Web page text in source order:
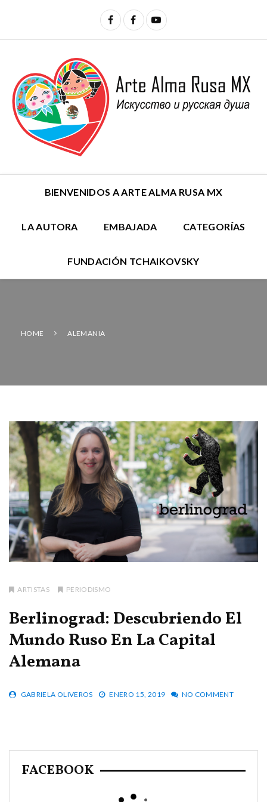
BIENVENIDOS A ARTE ALMA RUSA MX
LA AUTORA EMBAJADA CATEGORÍAS
FUNDACIÓN TCHAIKOVSKY
HOME ALEMANIA
ARTISTAS PERIODISMO
Berlinograd: Descubriendo El
Mundo Ruso En La Capital
Alemana
GABRIELA OLIVEROS ENERO 15, 2019 NO COMMENT
FACEBOOK